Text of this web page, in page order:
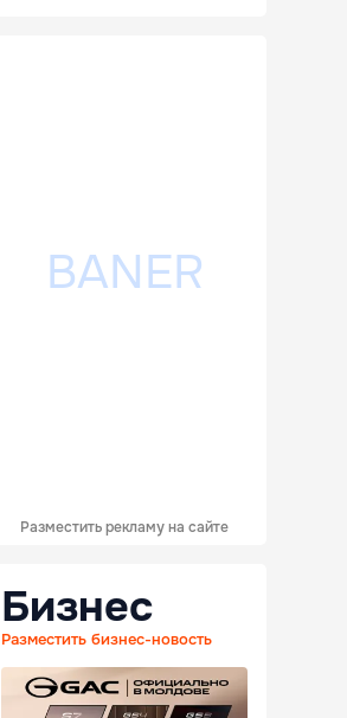
Разместить рекламу на сайте
Бизнес
Разместить бизнес-новость